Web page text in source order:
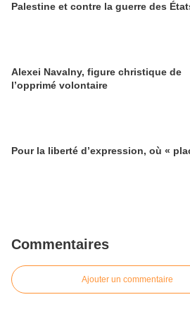
Palestine et contre la guerre des
Alexei Navalny, figure christique de
l’opprimé volontaire
Pour la liberté d’expression, où «
Commentaires
Ajouter un commentaire